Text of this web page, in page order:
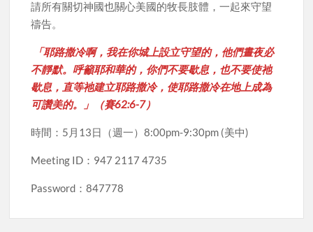
請所有關切神國也關心美國的牧長肢體，一起來守望
禱告。
「耶路撒冷啊，我在你城上設立守望的，他們晝夜必
不靜默。呼籲耶和華的，你們不要歇息，也不要使祂
歇息，直等祂建立耶路撒冷，使耶路撒冷在地上成為
可讚美的。」（賽62:6-7）
時間：5月13日（週一）8:00pm-9:30pm (美中)
Meeting ID：947 2117 4735
Password：847778